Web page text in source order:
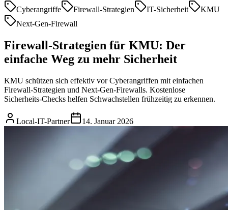
Cyberangriffe
Firewall-Strategien IT-Sicherheit
KMU
Next-Gen-Firewall
Firewall-Strategien für KMU: Der
einfache Weg zu mehr Sicherheit
KMU schützen sich effektiv vor Cyberangriffen mit einfachen
Firewall-Strategien und Next-Gen-Firewalls. Kostenlose
Sicherheits-Checks helfen Schwachstellen frühzeitig zu erkennen.
Local-IT-Partner 14. Januar 2026